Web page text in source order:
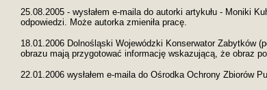
25.08.2005 - wysłałem e-maila do autorki artykułu - Moniki
odpowiedzi. Może autorka zmieniła pracę.
18.01.2006 Dolnośląski Wojewódzki Konserwator Zabytków
obrazu mają przygotować informację wskazującą, że obraz
22.01.2006 wysłałem e-maila do Ośrodka Ochrony Zbiorów